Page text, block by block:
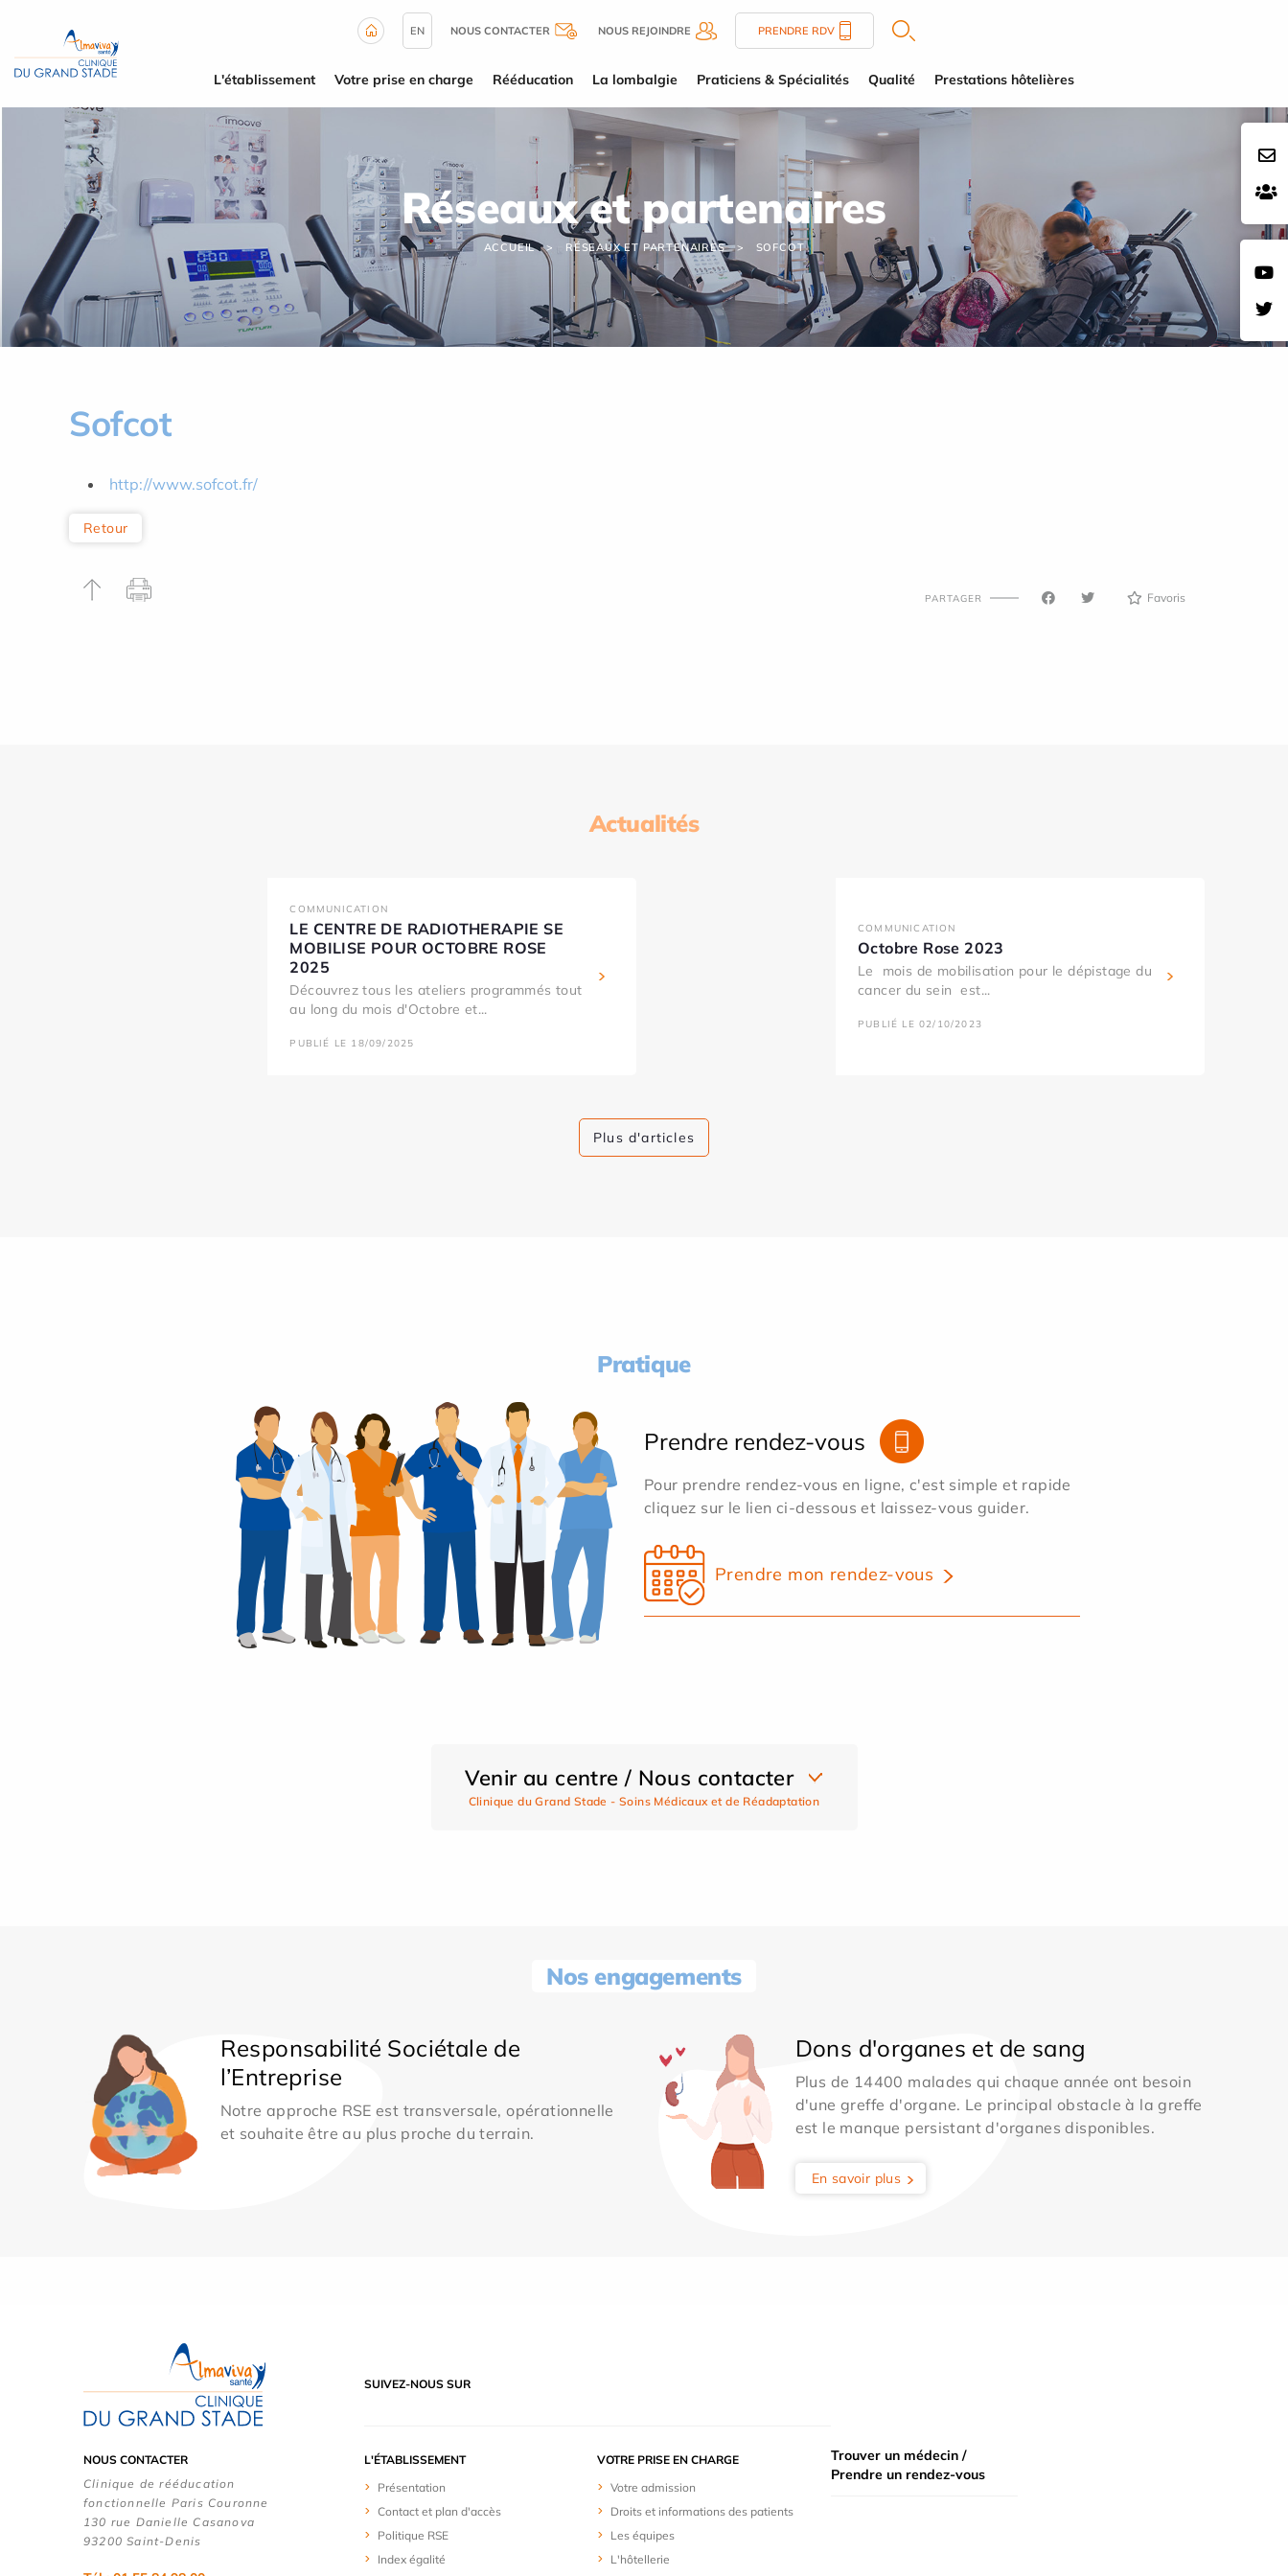
EN NOUS CONTACTER NOUS REJOINDRE PRENDRE RDV
L'établissement Votre prise en charge Rééducation La lombalgie Praticiens & Spécialités Qualité Prestations hôtelières
Réseaux et partenaires
ACCUEIL RÉSEAUX ET PARTENAIRES SOFCOT
Sofcot
http://www.sofcot.fr/
Retour
PARTAGER Favoris
Actualités
COMMUNICATION
LE CENTRE DE RADIOTHERAPIE SE
MOBILISE POUR OCTOBRE ROSE
2025
Découvrez tous les ateliers programmés tout
au long du mois d'Octobre et...
PUBLIÉ LE 18/09/2025
COMMUNICATION
Octobre Rose 2023
Le mois de mobilisation pour le dépistage du
cancer du sein est...
PUBLIÉ LE 02/10/2023
Plus d'articles
Pratique
Prendre rendez-vous
Pour prendre rendez-vous en ligne, c'est simple et rapide
cliquez sur le lien ci-dessous et laissez-vous guider.
Prendre mon rendez-vous
Venir au centre / Nous contacter
Clinique du Grand Stade - Soins Médicaux et de Réadaptation
Nos engagements
Responsabilité Sociétale de
l’Entreprise
Notre approche RSE est transversale, opérationnelle
et souhaite être au plus proche du terrain.
Dons d'organes et de sang
Plus de 14400 malades qui chaque année ont besoin
d'une greffe d'organe. Le principal obstacle à la greffe
est le manque persistant d'organes disponibles.
En savoir plus
SUIVEZ-NOUS SUR
NOUS CONTACTER
Clinique de rééducation
fonctionnelle Paris Couronne
130 rue Danielle Casanova
93200 Saint-Denis
L'ÉTABLISSEMENT
Présentation
Contact et plan d'accès
Politique RSE
Index égalité
VOTRE PRISE EN CHARGE
Votre admission
Droits et informations des patients
Les équipes
L'hôtellerie
Trouver un médecin /
Prendre un rendez-vous